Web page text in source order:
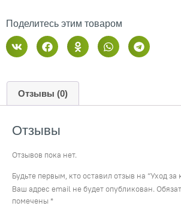
Поделитесь этим товаром
Отзывы (0)
Отзывы
Отзывов пока нет.
Будьте первым, кто оставил отзыв на “Уход за
Ваш адрес email не будет опубликован.
помечены *